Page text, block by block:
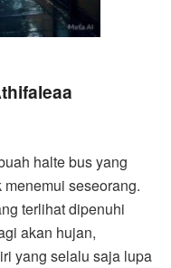
halte bus yang
seseorang.
terlihat dipenuhi
akan hujan,
yang selalu saja lupa